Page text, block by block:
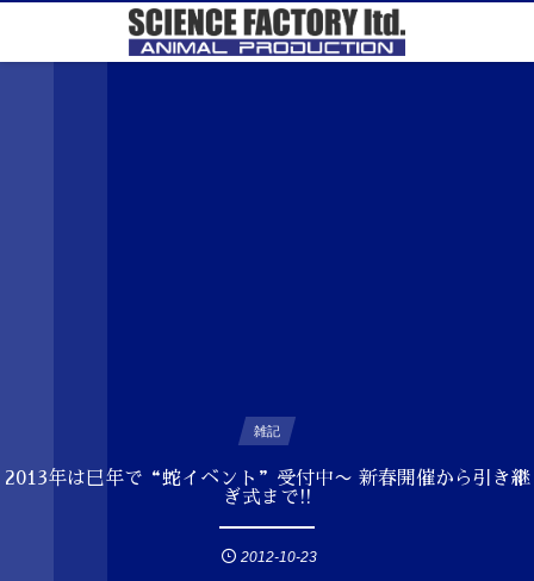
雑記
2013年は巳年で“蛇イベント”受付中〜 新春開催から引き継
ぎ式まで!!
2012-10-23